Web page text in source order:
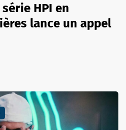
HPI en
lance un appel